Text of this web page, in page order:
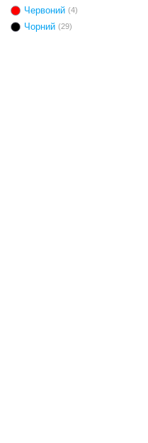
Червоний (4)
Чорний (29)